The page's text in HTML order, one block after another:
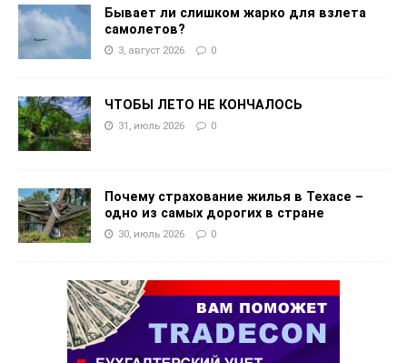
Бывает ли слишком жарко для взлета
самолетов?
3, август 2026 0
ЧТОБЫ ЛЕТО НЕ КОНЧАЛОСЬ
31, июль 2026 0
Почему страхование жилья в Техасе –
одно из самых дорогих в стране
30, июль 2026 0